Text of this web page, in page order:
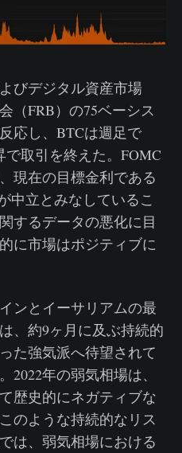
びデジタル資産市場
（FRB）の75ベーシス
応し、BTCは週足で
で取引を終えた。FOMC
現在の目標金利である
中立とみなしているこ
するデータの悪化に目
に市場はポジティブに
ンとイーサリアムの最
、約9ヶ月に及ぶ持続的
た強気派へ待望されて
2022年の弱気相場は、
歴史的にネガティブな
のような持続的なリス
は、弱気相場における